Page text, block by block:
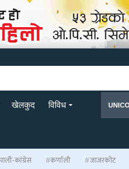
खेलकुद विविध
कांग्रेस कर्णाली जाजरकोट